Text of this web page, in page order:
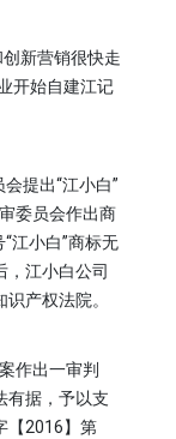
新营销很快走
开始自建江记
提出“江小白”
委员会作出商
江小白”商标无
，江小白公司
产权法院。
作出一审判
有据，予以支
【2016】第